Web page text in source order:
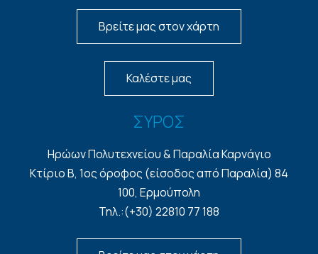
Βρείτε μας στον χάρτη
Καλέστε μας
ΣΥΡΟΣ
Ηρώων Πολυτεχνείου & Παραλία Καρνάγιο
Κτίριο Β, 1ος όροφος (είσοδος από Παραλία) 84
100, Ερμούπολη
Τηλ.:(+30) 22810 77 188